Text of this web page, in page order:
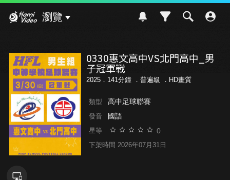
瀏覽
0330惠文高中VS北門高中_男
子冠軍戰
2025．141分鐘 ． 普遍級 ．HD畫質
類型 高中足球聯賽
發音 國語
星等 0
下架時間 2026年07月31日